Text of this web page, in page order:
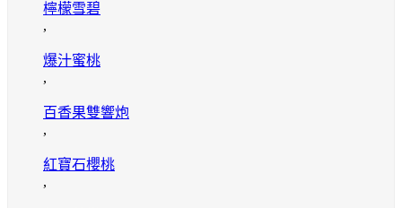
檸檬雪碧
,
爆汁蜜桃
,
百香果雙響炮
,
紅寶石櫻桃
,